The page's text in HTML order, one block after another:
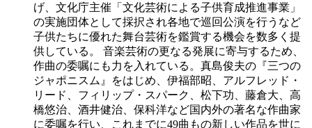
げ、文化庁主催「文化芸術による子供育成推進事業」
の実施団体として採択され各地で巡回公演を行うなど
子供たちに優れた舞台芸術を鑑賞する機会を数多く提
供している。 音楽芸術の更なる発展に寄与するため、
作曲の委嘱にも力を入れている。真島俊夫の『三つの
ジャポニスム』をはじめ、伊福部昭、アルフレッド・
リード、フィリップ・スパーク、松下功、藤倉大、高
橋悠治、酒井健治、保科洋など国内外の著名な作曲家
に委嘱を行い、これまでに49曲もの新しい作品を世に